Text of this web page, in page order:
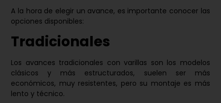
A la hora de elegir un avance, es importante conocer las
opciones disponibles:
Tradicionales
Los avances tradicionales con varillas son los modelos
clásicos y más estructurados, suelen ser más
económicos, muy resistentes, pero su montaje es más
lento y técnico.